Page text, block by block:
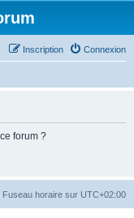
Connexion
Inscription
forum ?
Fuseau horaire sur UTC+02:00